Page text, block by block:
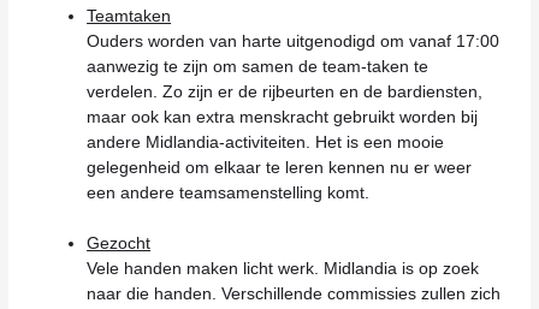
Teamtaken
Ouders worden van harte uitgenodigd om vanaf 17:00
aanwezig te zijn om samen de team-taken te
verdelen. Zo zijn er de rijbeurten en de bardiensten,
maar ook kan extra menskracht gebruikt worden bij
andere Midlandia-activiteiten. Het is een mooie
gelegenheid om elkaar te leren kennen nu er weer
een andere teamsamenstelling komt.
Gezocht
Vele handen maken licht werk. Midlandia is op zoek
naar die handen. Verschillende commissies zullen zich